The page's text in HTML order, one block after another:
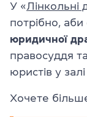
У «Лінкольні
потрібно,
юридичної
правосуддя
юристів у
Хочете